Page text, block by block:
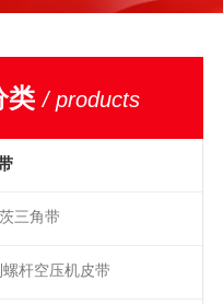
类/ products
三角带
杆空压机皮带